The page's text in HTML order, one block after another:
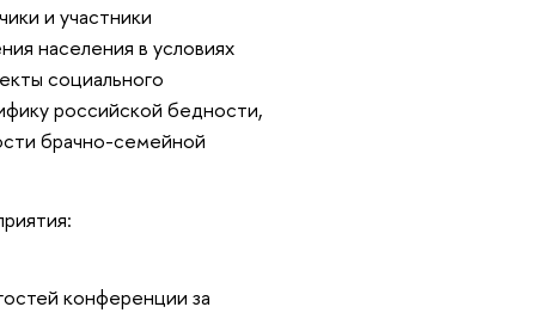
и участники
населения в условиях
социального
российской бедности,
брачно-семейной
конференции за